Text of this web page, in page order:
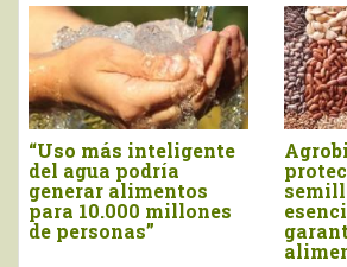
y
de
son
para
la
Informe
Lancet
cambiar